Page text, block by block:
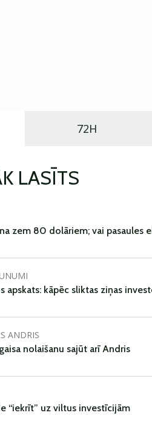
72H
LASĪTS
zem 80 dolāriem; vai pasaules
apskats: kāpēc sliktas ziņas
ANDRIS
nolaišanu sajūt arī Andris
“iekrīt” uz viltus investīcijām